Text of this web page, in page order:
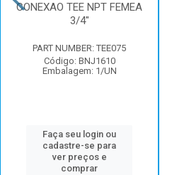
CONEXAO TEE NPT FEMEA
3/4"
PART NUMBER: TEE075
Código: BNJ1610
Embalagem: 1/UN
Faça seu login ou
cadastre-se para
ver preços e
comprar